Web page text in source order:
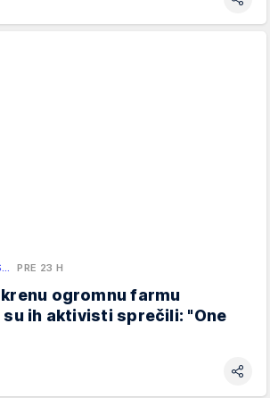
PRE 23 H
ogromnu farmu
ih aktivisti sprečili: "One